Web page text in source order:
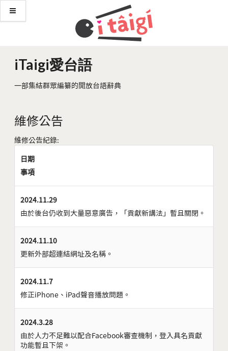
iTaigi愛台語
一部集結群眾編纂的開放台語辭典
維修公告
維修公告紀錄:
日期
事項
2024.11.29
由於後台仍收到大量惡意廣告，「貢獻新講法」暫且關閉。
2024.11.10
更新外部超連結網址及名稱。
2024.11.7
修正iPhone、iPad聲音播放問題。
2024.3.28
由於人力不足難以配合Facebook審查機制，登入具名貢獻
功能暫且下架。